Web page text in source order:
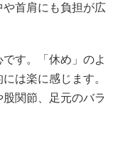
首肩にも負担が広
す。「休め」のよ
は楽に感じます。
関節、足元のバラ